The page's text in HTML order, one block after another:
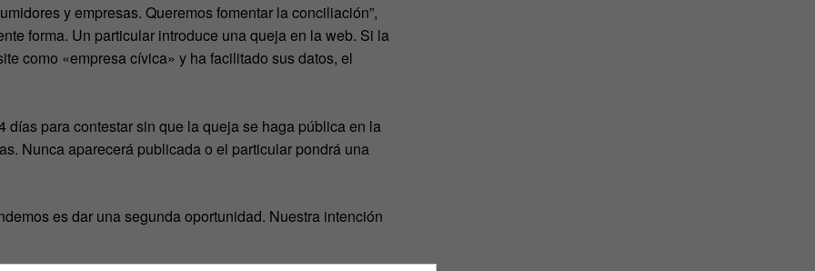
y empresas. Queremos fomentar la conciliación”,
forma. Un particular introduce una queja en la web. Si la
como «empresa cívica» y ha facilitado sus datos, el
para contestar sin que la queja se haga pública en la
Nunca aparecerá publicada o el particular pondrá una
es dar una segunda oportunidad. Nuestra intención